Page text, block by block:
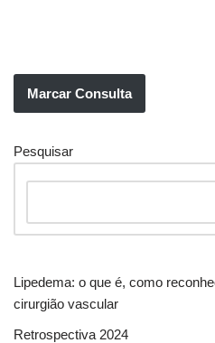
Marcar Consulta
Pesquisar
Lipedema: o que é, como
cirurgião vascular
Retrospectiva 2024